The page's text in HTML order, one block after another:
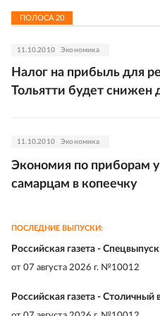
ПОЛОСА 20
11.10.2010 Экономика
Налог на прибыль для
Тольятти будет снижен
11.10.2010 Экономика
Экономия по приборам
самарцам в копеечку
ПОСЛЕДНИЕ ВЫПУСКИ:
Российская газета -
от 07 августа 2026 г. №10012
Российская газета - Столичный